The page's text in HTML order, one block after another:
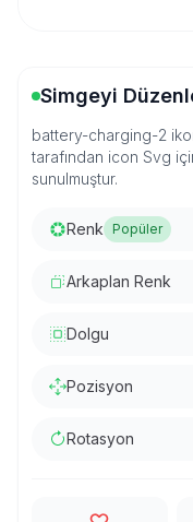
Simgeyi
battery-charging-2
tarafından icon Svg
sunulmuştur.
Renk Popüler
Arkaplan Renk
Dolgu
Pozisyon
Rotasyon